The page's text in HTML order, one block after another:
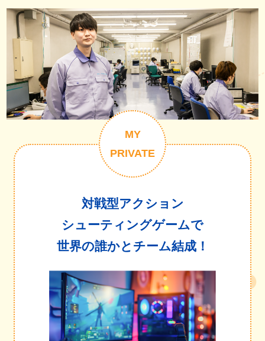
MY
PRIVATE
対戦型アクション
シューティングゲームで
世界の誰かとチーム結成！